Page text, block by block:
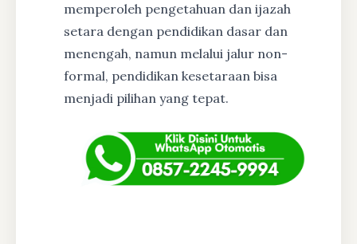
memperoleh pengetahuan dan ijazah
setara dengan pendidikan dasar dan
menengah, namun melalui jalur non-
formal, pendidikan kesetaraan bisa
menjadi pilihan yang tepat.